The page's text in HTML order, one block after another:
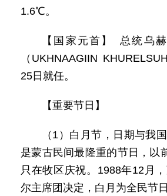
1.6℃。
【国家元首】 总统乌
（UKHNAAGIIN
25日就任。
【重要节日】
（1）白月节，日期与我
是蒙古民间最隆重的节日，以
只在牧区庆祝。1988年12月
尔主席团决定，白月为全民节日